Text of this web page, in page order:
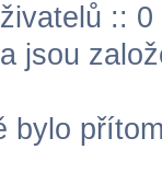
::
jsou
bylo